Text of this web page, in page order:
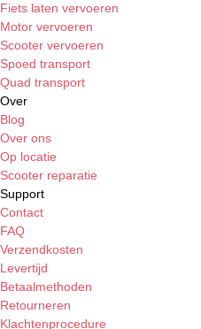
Fiets laten vervoeren
Motor vervoeren
Scooter vervoeren
Spoed transport
Quad transport
Over
Blog
Over ons
Op locatie
Scooter reparatie
Support
Contact
FAQ
Verzendkosten
Levertijd
Betaalmethoden
Retourneren
Klachtenprocedure